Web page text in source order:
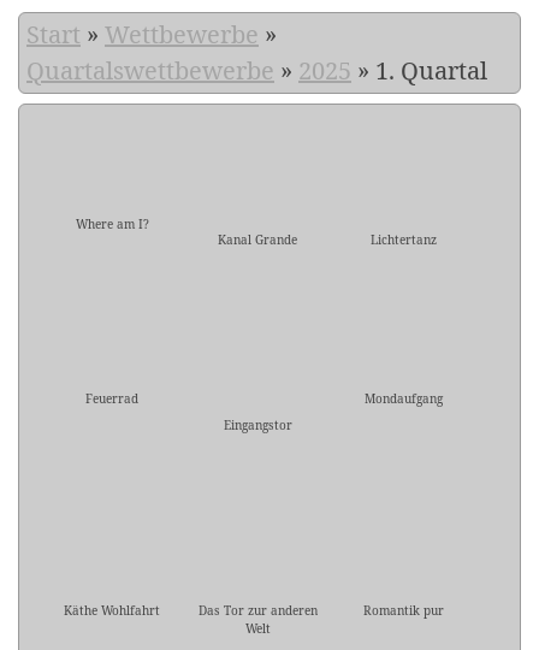
Start » Wettbewerbe »
Quartalswettbewerbe » 2025 » 1. Quartal
Where am I?
Kanal Grande
Lichtertanz
Feuerrad
Eingangstor
Mondaufgang
Käthe Wohlfahrt
Das Tor zur anderen
Welt
Romantik pur